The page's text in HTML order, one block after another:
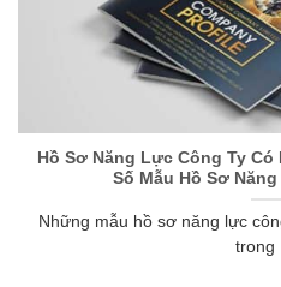
Hồ Sơ Năng Lực Công Ty
Số Mẫu Hồ Sơ
Những mẫu hồ sơ năng lực
trong